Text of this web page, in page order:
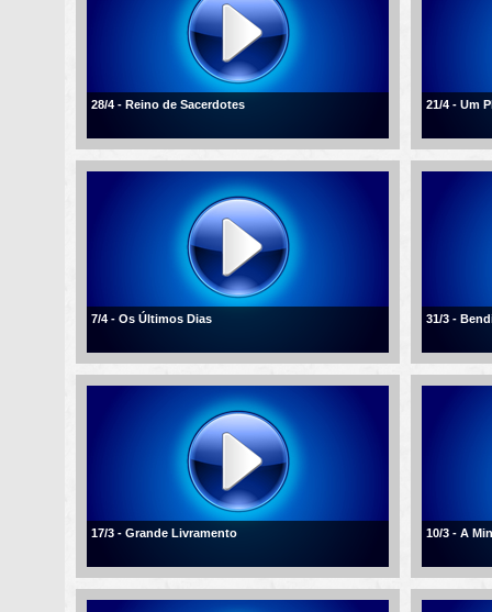
28/4 - Reino de Sacerdotes 21/4 - Um
7/4 - Os Últimos Dias 31/3 -
17/3 - Grande Livramento 10/3 - A